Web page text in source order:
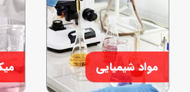
مواد شیمیایی